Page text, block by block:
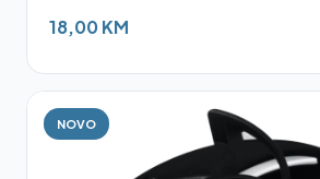
18,00 KM
NOVO